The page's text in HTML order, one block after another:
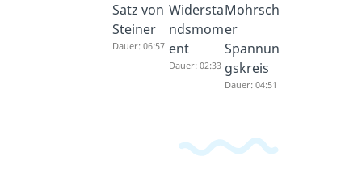
Satz von
Steiner
Dauer: 06:57
Widersta
ndsmom
ent
Dauer: 02:33
Mohrsch
er
Spannun
gskreis
Dauer: 04:51